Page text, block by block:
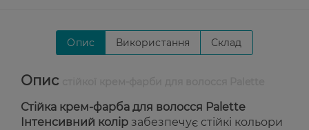
Опис Використання Склад
Опис
Стійка крем-фарба для волосся Palette
Інтенсивний колір забезпечує стійкі кольори